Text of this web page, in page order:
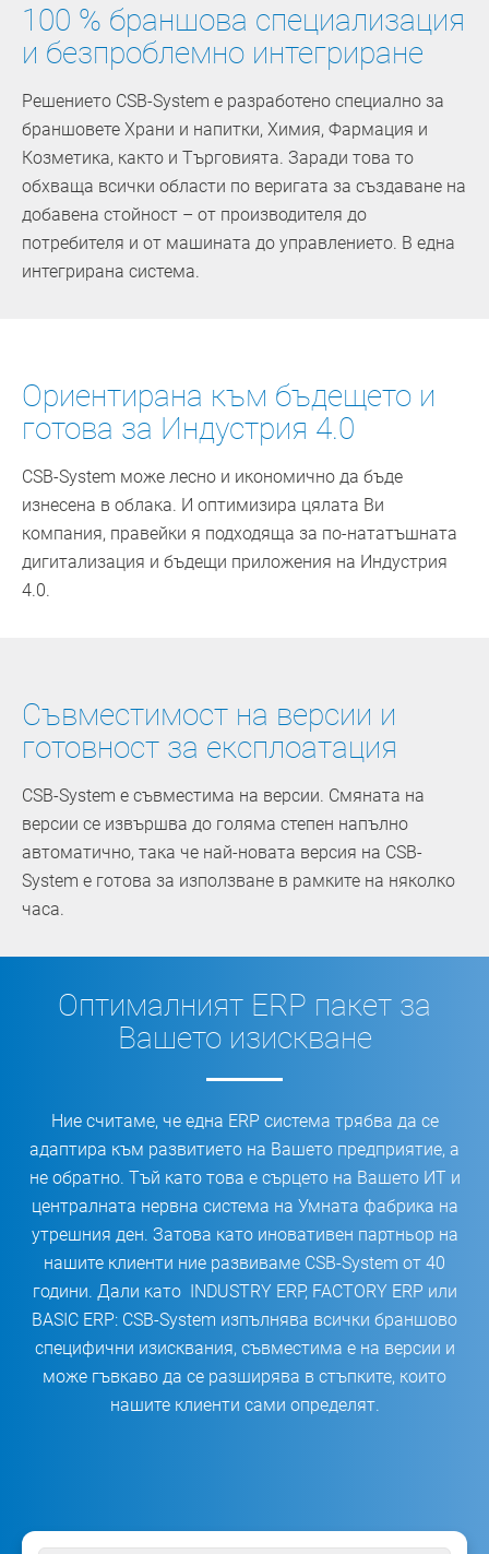
100 % браншова специализация
и безпроблемно интегриране
Решението CSB-System е разработено специално за
браншовете Храни и напитки, Химия, Фармация и
Козметика, както и Търговията. Заради това то
обхваща всички области по веригата за създаване на
добавена стойност – от производителя до
потребителя и от машината до управлението. В една
интегрирана система.
Ориентирана към бъдещето и
готова за Индустрия 4.0
CSB-System може лесно и икономично да бъде
изнесена в облака. И оптимизира цялата Ви
компания, правейки я подходяща за по-нататъшната
дигитализация и бъдещи приложения на Индустрия
4.0.
Съвместимост на версии и
готовност за експлоатация
CSB-System е съвместима на версии. Смяната на
версии се извършва до голяма степен напълно
автоматично, така че най-новата версия на CSB-
System е готова за използване в рамките на няколко
часа.
Оптималният ERP пакет за
Вашето изискване
Ние считаме, че една ERP система трябва да се
адаптира към развитието на Вашето предприятие, а
не обратно. Тъй като това е сърцето на Вашето ИТ и
централната нервна система на Умната фабрика на
утрешния ден. Затова като иновативен партньор на
нашите клиенти ние развиваме CSB-System от 40
години. Дали като INDUSTRY ERP, FACTORY ERP или
BASIC ERP: CSB-System изпълнява всички браншово
специфични изисквания, съвместима е на версии и
може гъвкаво да се разширява в стъпките, които
нашите клиенти сами определят.